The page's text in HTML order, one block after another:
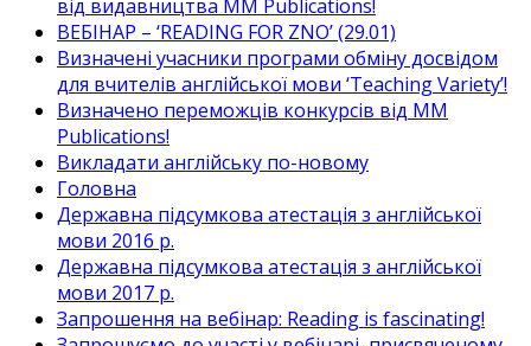
від видавництва MM Publications!
ВЕБІНАР – ‘READING FOR ZNO’ (29.01)
Визначені учасники програми обміну досвідом
для вчителів англійської мови ‘Teaching Variety’!
Визначено переможців конкурсів від MM
Publications!
Викладати англійську по-новому
Головна
Державна підсумкова атестація з англійської
мови 2016 р.
Державна підсумкова атестація з англійської
мови 2017 р.
Запрошення на вебінар: Reading is fascinating!